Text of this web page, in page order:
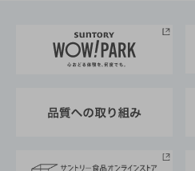
地域情報
サントリーサンバーズ大阪
サントリーが考えるサステ
企業概要